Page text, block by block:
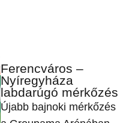
Ferencváros –
Nyíregyháza
labdarúgó mérkőzés
Újabb bajnoki mérkőzés